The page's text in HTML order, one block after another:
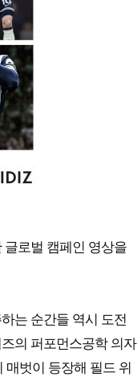
로벌 캠페인 영상을
는 순간들 역시 도전
의 퍼포먼스공학 의자
매벗이 등장해 필드 위